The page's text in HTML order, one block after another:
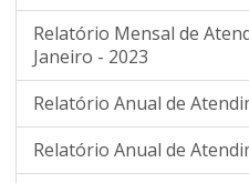
Relatório Mensal de
Janeiro - 2023
Relatório Anual de
Relatório Anual de